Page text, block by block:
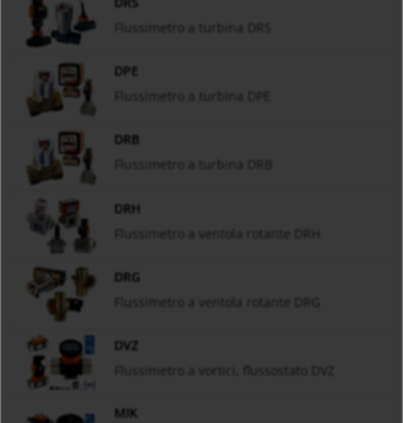
DPE
DRB
DRH
Flussimetro a ventola rotante DRH
DRG
Flussimetro a ventola rotante DRG
DVZ
Flussimetro a vortici, flussostato DVZ
MIK